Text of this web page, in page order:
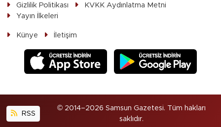
Gizlilik Politikası
KVKK Aydınlatma Metni
Yayın İlkeleri
Künye İletişim
RSS
© 2014–2026 Samsun Gazetesi. Tüm hakları
saklıdır.